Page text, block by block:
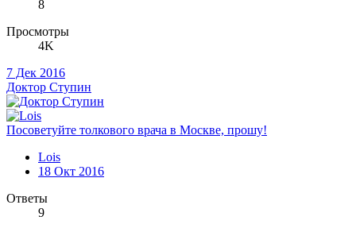
8
Просмотры
4K
7 Дек 2016
Доктор Ступин
Посоветуйте толкового врача в Москве, прошу!
Lois
18 Окт 2016
Ответы
9